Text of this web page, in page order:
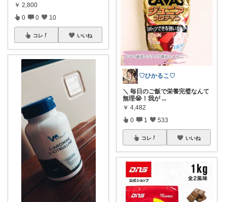
￥ 2,800
0 0 10
コレ いいね
♡ひかるこ♡
＼ 毎日のご飯で栄養完璧なんて
無理😭！我が ...
￥ 4,482
0 1 533
コレ いいね